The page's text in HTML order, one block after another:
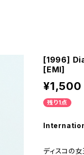
[1996]
[EMI]
¥1,500
残り1点
ディスコの